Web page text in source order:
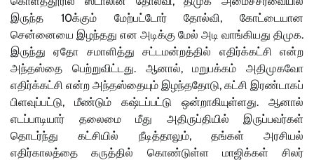
இருந்த 10க்கும் மேற்பட்டோர் தோல்வி, கோட்டையான
சென்னையை இழந்தது என அடிக்கு மேல் அடி வாங்கியது திமுக.
இருந்து ஏதோ சமாளித்து சட்டமன்றத்தில் எதிர்க்கட்சி என்ற
அந்தஸ்தை பெற்றுவிட்டது. ஆனால், மறுபக்கம் அதிமுகவோ
எதிர்க்கட்சி என்ற அந்தஸ்தையும் இழந்ததோடு, கட்சி இரண்டாகப்
பிளவுப்பட்டு, மீண்டும் கஷ்டப்பட்டு ஒன்றாகியுள்ளது. ஆனால்
எடப்பாடியார் தலைமை மீது அதிருப்தியில் இருப்பவர்கள்
தொடர்ந்து கட்சியில் நீடித்தாலும், தங்கள் அரசியல்
எதிர்காலத்தை கருத்தில் கொண்டுள்ள மாஜிக்கள் சிலர்